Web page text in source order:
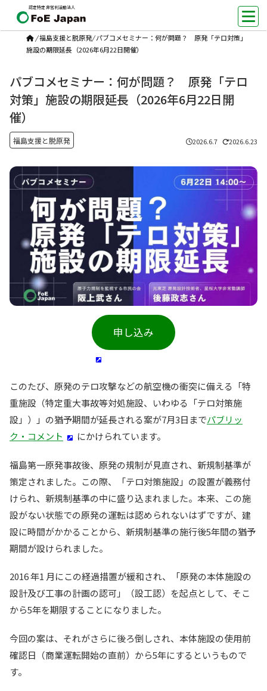
認定特定非営利活動法人
/福島支援と脱原発/ パブコメセミナー：何が問題？ 原発「テロ対策」
施設の期限延長（2026年6月22日開催）
パブコメセミナー：何が問題？ 原発「テロ
対策」施設の期限延長（2026年6月22日開
催）
福島支援と脱原発 2026.6.7 2026.6.23
申し込み
このたび、原発のテロ攻撃などの航空機の衝突に備える「特
重施設（特定重大事故等対処施設、いわゆる「テロ対策施
設」）」の猶予期間が延長される案が7月3日までパブリッ
ク・コメント
にかけられています。
福島第一原発事故後、原発の規制が見直され、新規制基準が
策定されました。この際、「テロ対策施設」の設置が義務付
けられ、新規制基準の中に盛り込まれました。本来、この施
設がない状態での原発の運転は認められないはずですが、建
設に時間がかかることから、新規制基準の施行後5年間の猶予
期間が設けられました。
2016 年1 月にこの経過措置が緩和され、「原発の本体施設の
設計及び工事の計画の認可」（設工認）を起点として、そこ
から5年を期限することになりました。
今回の案は、それがさらに後ろ倒しされ、本体施設の使用前
確認日（商業運転開始の直前）から5年にするというもので
す。